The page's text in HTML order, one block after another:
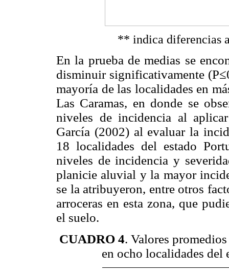
** indica diferencias
En la prueba de medias se
disminuir significativamente
mayoría de las localidades en
Las Caramas, en donde se
niveles de incidencia al
García (2002) al evaluar la
18 localidades del estado
niveles de incidencia y
planicie aluvial y la mayor
se la atribu­yeron, entre otros
arroceras en esta zona, que
el suelo.
CUADRO 4. Valores
en ocho localidades del